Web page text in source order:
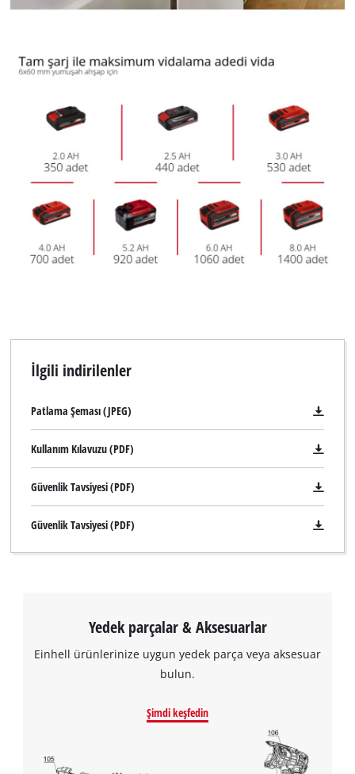
İlgili indirilenler
Patlama Şeması (JPEG)
Kullanım Kılavuzu (PDF)
Güvenlik Tavsiyesi (PDF)
Güvenlik Tavsiyesi (PDF)
Yedek parçalar & Aksesuarlar
Einhell ürünlerinize uygun yedek parça veya aksesuar
bulun.
Şimdi keşfedin